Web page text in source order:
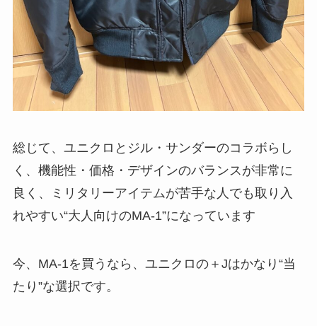
総じて、ユニクロとジル・サンダーのコラボらし
く、機能性・価格・デザインのバランスが非常に
良く、ミリタリーアイテムが苦手な人でも取り入
れやすい“大人向けのMA-1”になっています
今、MA-1を買うなら、ユニクロの＋Jはかなり“当
たり”な選択です。